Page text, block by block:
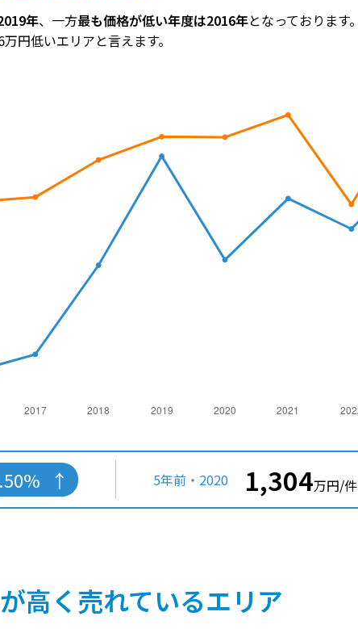
年、一方最も価格が低い年度は2016年となっております。
円低いエリアと言えます。
5年前・2020 1,304万円/件
高く売れているエリア